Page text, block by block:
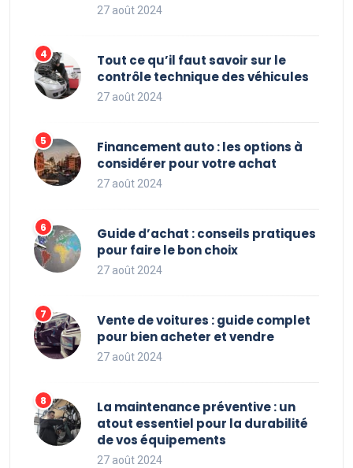
27 août 2024
Tout ce qu’il faut savoir sur le
contrôle technique des véhicules
27 août 2024
Financement auto : les options à
considérer pour votre achat
27 août 2024
Guide d’achat : conseils pratiques
pour faire le bon choix
27 août 2024
Vente de voitures : guide complet
pour bien acheter et vendre
27 août 2024
La maintenance préventive : un
atout essentiel pour la durabilité
de vos équipements
27 août 2024